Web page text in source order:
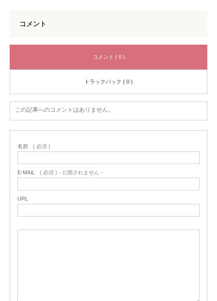
コメント
コメント ( 0 )
トラックバック ( 0 )
この記事へのコメントはありません。
名前 ( 必須 )
E-MAIL ( 必須 ) - 公開されません -
URL